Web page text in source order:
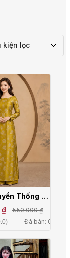
kiện lọc
Thống Nữ
Gấm Tơ Cao
Trọng TT26-
₫ 550.000 ₫
Đã bán: 0